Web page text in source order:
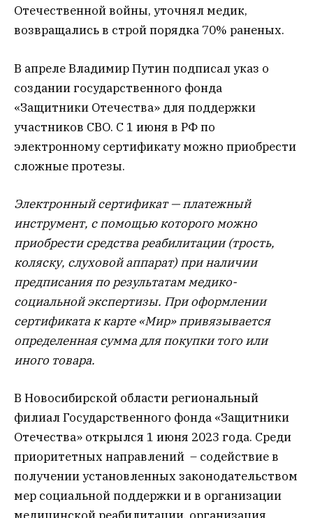
Отечественной войны, уточнял медик,
возвращались в строй порядка 70% раненых.
В апреле Владимир Путин подписал указ о
создании государственного фонда
«Защитники Отечества» для поддержки
участников СВО. С 1 июня в РФ по
электронному сертификату можно приобрести
сложные протезы.
Электронный сертификат — платежный
инструмент, с помощью которого можно
приобрести средства реабилитации (трость,
коляску, слуховой аппарат) при наличии
предписания по результатам медико-
социальной экспертизы. При оформлении
сертификата к карте «Мир» привязывается
определенная сумма для покупки того или
иного товара.
В Новосибирской области региональный
филиал Государственного фонда «Защитники
Отечества» открылся 1 июня 2023 года. Среди
приоритетных направлений – содействие в
получении установленных законодательством
мер социальной поддержки и в организации